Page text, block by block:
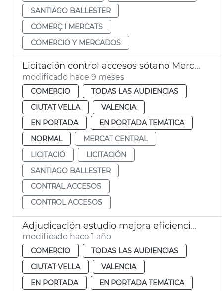
SANTIAGO BALLESTER
COMERÇ I MERCATS
COMERCIO Y MERCADOS
Licitación control accesos sótano Mercat Central València
modificado hace 9 meses
COMERCIO
TODAS LAS AUDIENCIAS
CIUTAT VELLA
VALENCIA
EN PORTADA
EN PORTADA TEMÁTICA
NORMAL
MERCAT CENTRAL
LICITACIÓ
LICITACIÓN
SANTIAGO BALLESTER
CONTRAL ACCESOS
CONTROL ACCESOS
Adjudicación estudio mejora eficiencia energética Mercado Central València
modificado hace 1 año
COMERCIO
TODAS LAS AUDIENCIAS
CIUTAT VELLA
VALENCIA
EN PORTADA
EN PORTADA TEMÁTICA